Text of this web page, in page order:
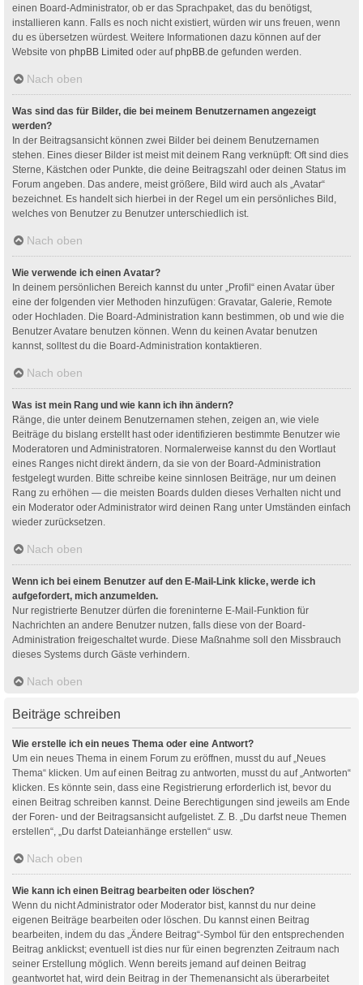
einen Board-Administrator, ob er das Sprachpaket, das du benötigst,
installieren kann. Falls es noch nicht existiert, würden wir uns freuen, wenn
du es übersetzen würdest. Weitere Informationen dazu können auf der
Website von phpBB Limited oder aufphpBB.de gefunden werden.
Nach oben
Was sind das für Bilder, die bei meinem Benutzernamen angezeigt
werden?
In der Beitragsansicht können zwei Bilder bei deinem Benutzernamen
stehen. Eines dieser Bilder ist meist mit deinem Rang verknüpft: Oft sind dies
Sterne, Kästchen oder Punkte, die deine Beitragszahl oder deinen Status im
Forum angeben. Das andere, meist größere, Bild wird auch als „Avatar“
bezeichnet. Es handelt sich hierbei in der Regel um ein persönliches Bild,
welches von Benutzer zu Benutzer unterschiedlich ist.
Nach oben
Wie verwende ich einen Avatar?
In deinem persönlichen Bereich kannst du unter „Profil“ einen Avatar über
eine der folgenden vier Methoden hinzufügen: Gravatar, Galerie, Remote
oder Hochladen. Die Board-Administration kann bestimmen, ob und wie die
Benutzer Avatare benutzen können. Wenn du keinen Avatar benutzen
kannst, solltest du die Board-Administration kontaktieren.
Nach oben
Was ist mein Rang und wie kann ich ihn ändern?
Ränge, die unter deinem Benutzernamen stehen, zeigen an, wie viele
Beiträge du bislang erstellt hast oder identifizieren bestimmte Benutzer wie
Moderatoren und Administratoren. Normalerweise kannst du den Wortlaut
eines Ranges nicht direkt ändern, da sie von der Board-Administration
festgelegt wurden. Bitte schreibe keine sinnlosen Beiträge, nur um deinen
Rang zu erhöhen — die meisten Boards dulden dieses Verhalten nicht und
ein Moderator oder Administrator wird deinen Rang unter Umständen einfach
wieder zurücksetzen.
Nach oben
Wenn ich bei einem Benutzer auf den E-Mail-Link klicke, werde ich
aufgefordert, mich anzumelden.
Nur registrierte Benutzer dürfen die foreninterne E-Mail-Funktion für
Nachrichten an andere Benutzer nutzen, falls diese von der Board-
Administration freigeschaltet wurde. Diese Maßnahme soll den Missbrauch
dieses Systems durch Gäste verhindern.
Nach oben
Beiträge schreiben
Wie erstelle ich ein neues Thema oder eine Antwort?
Um ein neues Thema in einem Forum zu eröffnen, musst du auf „Neues
Thema“ klicken. Um auf einen Beitrag zu antworten, musst du auf „Antworten“
klicken. Es könnte sein, dass eine Registrierung erforderlich ist, bevor du
einen Beitrag schreiben kannst. Deine Berechtigungen sind jeweils am Ende
der Foren- und der Beitragsansicht aufgelistet. Z. B. „Du darfst neue Themen
erstellen“, „Du darfst Dateianhänge erstellen“ usw.
Nach oben
Wie kann ich einen Beitrag bearbeiten oder löschen?
Wenn du nicht Administrator oder Moderator bist, kannst du nur deine
eigenen Beiträge bearbeiten oder löschen. Du kannst einen Beitrag
bearbeiten, indem du das „Ändere Beitrag“-Symbol für den entsprechenden
Beitrag anklickst; eventuell ist dies nur für einen begrenzten Zeitraum nach
seiner Erstellung möglich. Wenn bereits jemand auf deinen Beitrag
geantwortet hat, wird dein Beitrag in der Themenansicht als überarbeitet